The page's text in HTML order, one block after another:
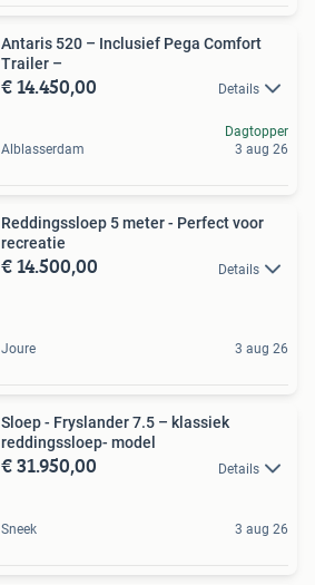
Antaris 520 – Inclusief Pega Comfort
Trailer –
€ 14.450,00 Details
Alblasserdam
Dagtopper
3 aug 26
Reddingssloep 5 meter - Perfect voor
recreatie
€ 14.500,00 Details
Joure 3 aug 26
Sloep - Fryslander 7.5 – klassiek
reddingssloep- model
€ 31.950,00 Details
Sneek 3 aug 26